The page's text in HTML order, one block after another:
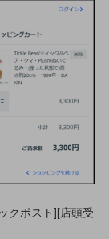
クポスト][店頭受